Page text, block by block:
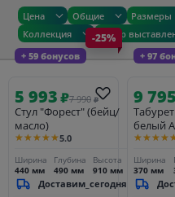
Цена Общие Размеры
Коллекция
Товар
+ 59 бонусов
-25%
5 993₽7 990 ₽
Стул "Форест" (бейц/
масло)
★★★★★5.0
Ширина
440 мм
Глубина
490 мм
Высота
910 мм
Доставим_сегодня
+ 97
9 795
белый
Ширина
370 мм